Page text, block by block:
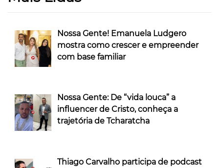
Nossa Gente! Emanuela Ludgero
mostra como crescer e empreender
com base familiar
Nossa Gente: De “vida louca” a
influencer de Cristo, conheça a
trajetória de Tcharatcha
Thiago Carvalho participa de podcast